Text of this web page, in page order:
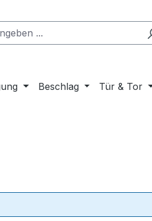
Beschlag Tür & Tor